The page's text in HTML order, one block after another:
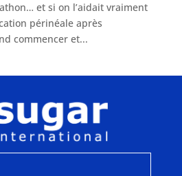
et si on l’aidait vraiment
périnéale après
commencer et...